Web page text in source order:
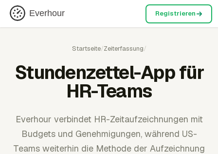
Everhour Registrieren
Startseite/Zeiterfassung/
Stundenzettel-App für
HR-Teams
Everhour verbindet HR-Zeitaufzeichnungen mit
Budgets und Genehmigungen, während US-
Teams weiterhin die Methode der Aufzeichnung